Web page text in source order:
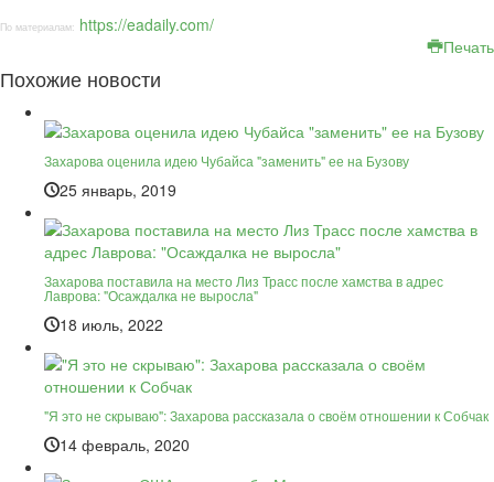
По материалам: https://eadaily.com/
Печать
Похожие новости
Захарова оценила идею Чубайса "заменить" ее на Бузову
25 январь, 2019
Захарова поставила на место Лиз Трасс после хамства в адрес
Лаврова: "Осаждалка не выросла"
18 июль, 2022
"Я это не скрываю": Захарова рассказала о своём отношении к Собчак
14 февраль, 2020